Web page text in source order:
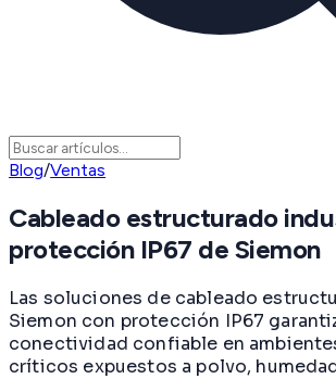
Blog/Ventas
Cableado estructurado
protección IP67 de Siemon
Las soluciones de cableado
Siemon con protección IP67
conectividad confiable en
críticos expuestos a polvo,